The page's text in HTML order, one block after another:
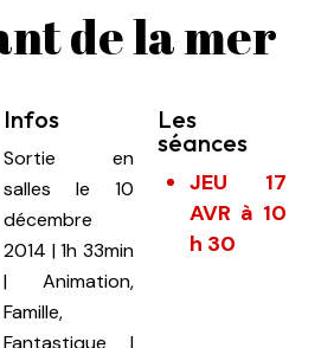
de la mer
Infos
Sortie en
salles le 10
décembre
2014 |1h 33min
| Animation,
Famille,
Fantastique |
Les
séances
JEU 17
AVR à 10
h 30